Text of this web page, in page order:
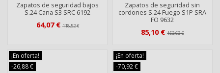
Zapatos de seguridad bajos
S.24 Cana S3 SRC 6192
64,07 €118,52 €
Zapatos de seguridad sin
cordones S.24 Fuego S1P SRA
FO 9632
85,10 €153,63 €
¡En oferta!
-26,88 €
¡En oferta!
-70,92 €